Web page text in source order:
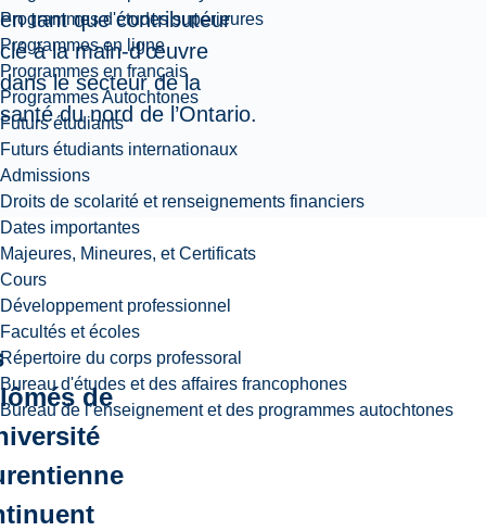
Programmes d'études supérieures
Programmes en ligne
Programmes en français
Programmes Autochtones
Futurs étudiants
Futurs étudiants internationaux
Admissions
Droits de scolarité et renseignements financiers
Dates importantes
Majeures, Mineures, et Certificats
Cours
Développement professionnel
Facultés et écoles
Répertoire du corps professoral
Bureau d'études et des affaires francophones
Bureau de l’enseignement et des programmes autochtones
en tant que contributeur
clé à la main-d’œuvre
dans le secteur de la
santé du nord de l’Ontario.
de